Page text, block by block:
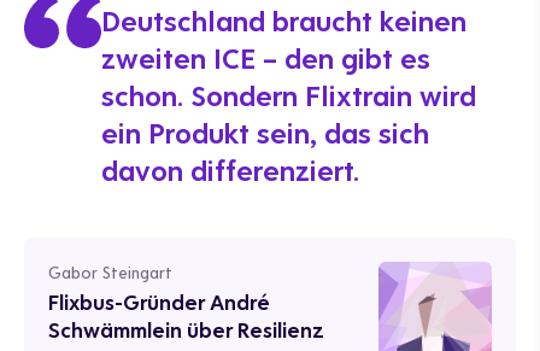
Deutschland braucht keinen
zweiten ICE – den gibt es
schon. Sondern Flixtrain wird
ein Produkt sein, das sich
davon differenziert.
Gabor Steingart
Flixbus-Gründer André
Schwämmlein über Resilienz